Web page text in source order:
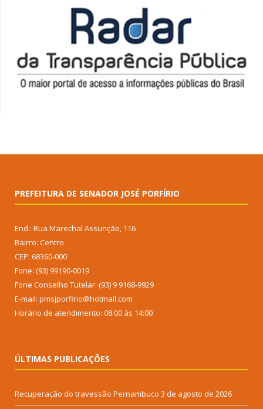
PREFEITURA DE SENADOR JOSÉ PORFÍRIO
End.: Rua Marechal Assunção, 116
Bairro: Centro
CEP: 68360-000
Fone: (93) 99190-0019
Fone Conselho Tutelar: (93) 9 9168-9929
E-mail: pmsjporfirio@hotmail.com
Horário de atendimento: 08:00 às 14:00
ÚLTIMAS PUBLICAÇÕES
Recuperação do travessão Pernambuco 3 de agosto de 2026